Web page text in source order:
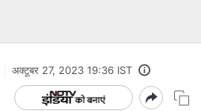
अक्टूबर 27, 2023 19:36 IST